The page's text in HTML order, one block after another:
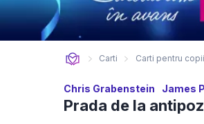
Carti Carti pentru copii
Chris Grabenstein James
Prada de la